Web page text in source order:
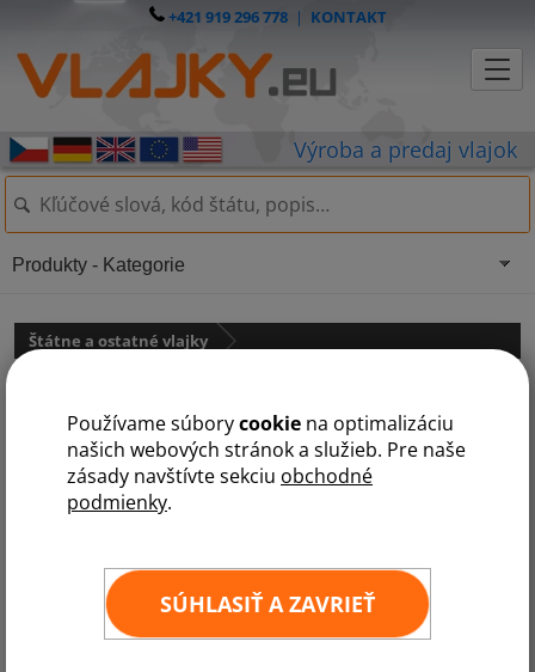
Používame súborycookie na optimalizáciu
našich webových stránok a služieb. Pre naše
zásady navštívte sekciu obchodné
podmienky.
SÚHLASIŤ A ZAVRIEŤ
+421 919 296 778| KONTAKT
Štátne a ostatné vlajky
Produkty - Kategorie